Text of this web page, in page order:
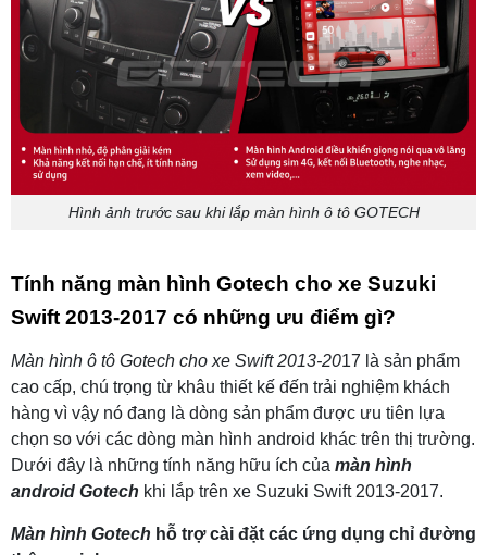
Hình ảnh trước sau khi lắp màn hình ô tô GOTECH
Tính năng màn hình Gotech cho xe Suzuki
Swift 2013-2017 có những ưu điểm gì?
Màn hình ô tô Gotech cho xe Swift 2013-2017 là sản phẩm
cao cấp, chú trọng từ khâu thiết kế đến trải nghiệm khách
hàng vì vậy nó đang là dòng sản phẩm được ưu tiên lựa
chọn so với các dòng màn hình android khác trên thị trường.
Dưới đây là những tính năng hữu ích của màn hình
android Gotech khi lắp trên xe Suzuki Swift 2013-2017.
Màn hình Gotech hỗ trợ cài đặt các ứng dụng chỉ đường